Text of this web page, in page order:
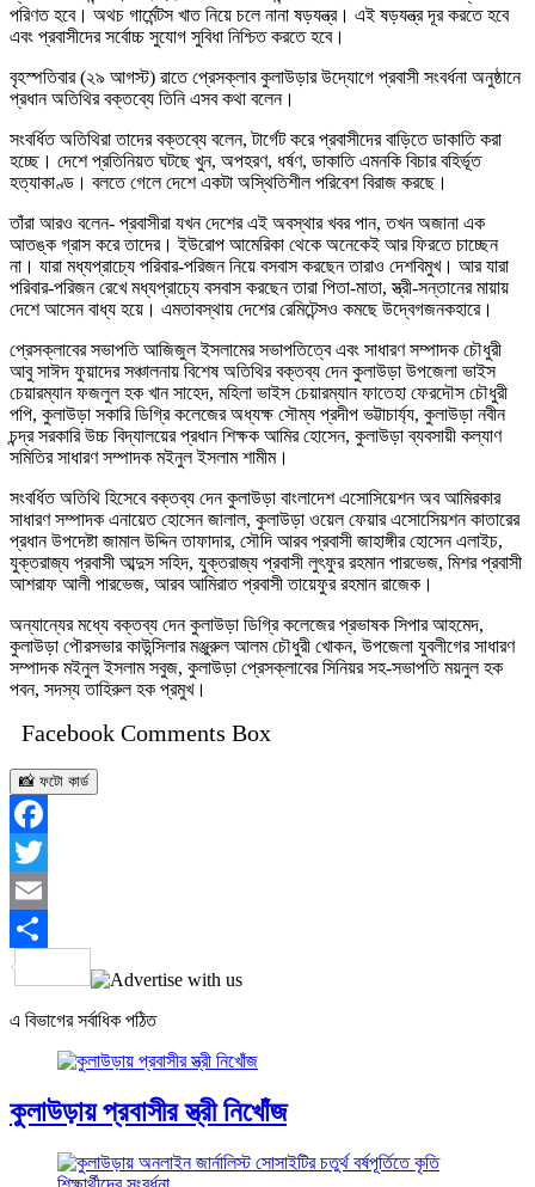
পরিণত হবে। অথচ গার্মেন্টস খাত নিয়ে চলে নানা ষড়যন্ত্র। এই ষড়যন্ত্র দূর করতে হবে
এবং প্রবাসীদের সর্বোচ্চ সুযোগ সুবিধা নিশ্চিত করতে হবে।
বৃহস্পতিবার (২৯ আগস্ট) রাতে প্রেসক্লাব কুলাউড়ার উদ্যোগে প্রবাসী সংবর্ধনা অনুষ্ঠানে
প্রধান অতিথির বক্তব্যে তিনি এসব কথা বলেন।
সংবর্ধিত অতিথিরা তাদের বক্তব্যে বলেন, টার্গেট করে প্রবাসীদের বাড়িতে ডাকাতি করা
হচ্ছে। দেশে প্রতিনিয়ত ঘটছে খুন, অপহরণ, ধর্ষণ, ডাকাতি এমনকি বিচার বহির্ভূত
হত্যাকাণ্ড। বলতে গেলে দেশে একটা অস্থিতিশীল পরিবেশ বিরাজ করছে।
তাঁরা আরও বলেন- প্রবাসীরা যখন দেশের এই অবস্থার খবর পান, তখন অজানা এক
আতঙ্ক গ্রাস করে তাদের। ইউরোপ আমেরিকা থেকে অনেকেই আর ফিরতে চাচ্ছেন
না। যারা মধ্যপ্রাচ্যে পরিবার-পরিজন নিয়ে বসবাস করছেন তারাও দেশবিমুখ। আর যারা
পরিবার-পরিজন রেখে মধ্যপ্রাচ্যে বসবাস করছেন তারা পিতা-মাতা, স্ত্রী-সন্তানের মায়ায়
দেশে আসেন বাধ্য হয়ে। এমতাবস্থায় দেশের রেমিটেন্সও কমছে উদ্বেগজনকহারে।
প্রেসক্লাবের সভাপতি আজিজুল ইসলামের সভাপতিত্বে এবং সাধারণ সম্পাদক চৌধুরী
আবু সাঈদ ফুয়াদের সঞ্চালনায় বিশেষ অতিথির বক্তব্য দেন কুলাউড়া উপজেলা ভাইস
চেয়ারম্যান ফজলুল হক খান সাহেদ, মহিলা ভাইস চেয়ারম্যান ফাতেহা ফেরদৌস চৌধুরী
পপি, কুলাউড়া সকারি ডিগ্রি কলেজের অধ্যক্ষ সৌম্য প্রদীপ ভট্টাচার্য্য, কুলাউড়া নবীন
চন্দ্র সরকারি উচ্চ বিদ্যালয়ের প্রধান শিক্ষক আমির হোসেন, কুলাউড়া ব্যবসায়ী কল্যাণ
সমিতির সাধারণ সম্পাদক মইনুল ইসলাম শামীম।
সংবর্ধিত অতিথি হিসেবে বক্তব্য দেন কুলাউড়া বাংলাদেশ এসোসিয়েশন অব আমিরকার
সাধারণ সম্পাদক এনায়েত হোসেন জালাল, কুলাউড়া ওয়েল ফেয়ার এসোসেিয়শন কাতারের
প্রধান উপদেষ্টা জামাল উদ্দিন তাফাদার, সৌদি আরব প্রবাসী জাহাঙ্গীর হোসেন এলাইচ,
যুক্তরাজ্য প্রবাসী আব্দুস সহিদ, যুক্তরাজ্য প্রবাসী লুৎফুর রহমান পারভেজ, মিশর প্রবাসী
আশরাফ আলী পারভেজ, আরব আমিরাত প্রবাসী তায়েফুর রহমান রাজেক।
অন্যান্যের মধ্যে বক্তব্য দেন কুলাউড়া ডিগ্রি কলেজের প্রভাষক সিপার আহমেদ,
কুলাউড়া পৌরসভার কাউন্সিলার মঞ্জুরুল আলম চৌধুরী খোকন, উপজেলা যুবলীগের সাধারণ
সম্পাদক মইনুল ইসলাম সবুজ, কুলাউড়া প্রেসক্লাবের সিনিয়র সহ-সভাপতি ময়নুল হক
পবন, সদস্য তাহিরুল হক প্রমুখ।
Facebook Comments Box
📸 ফটো কার্ড
Facebook
Twitter
Email
Share
এ বিভাগের সর্বাধিক পঠিত
কুলাউড়ায় প্রবাসীর স্ত্রী নিখোঁজ